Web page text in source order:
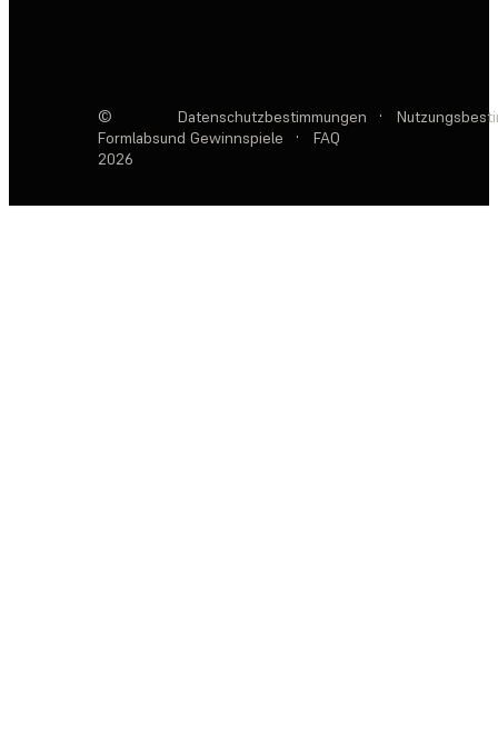
©
Formlabs
2026
Datenschutzbestimmungen ·
und Gewinnspiele
· FAQ